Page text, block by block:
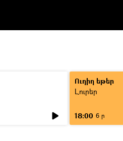
Ուղիղ եթեր
Լուրեր
18:00 6 ր